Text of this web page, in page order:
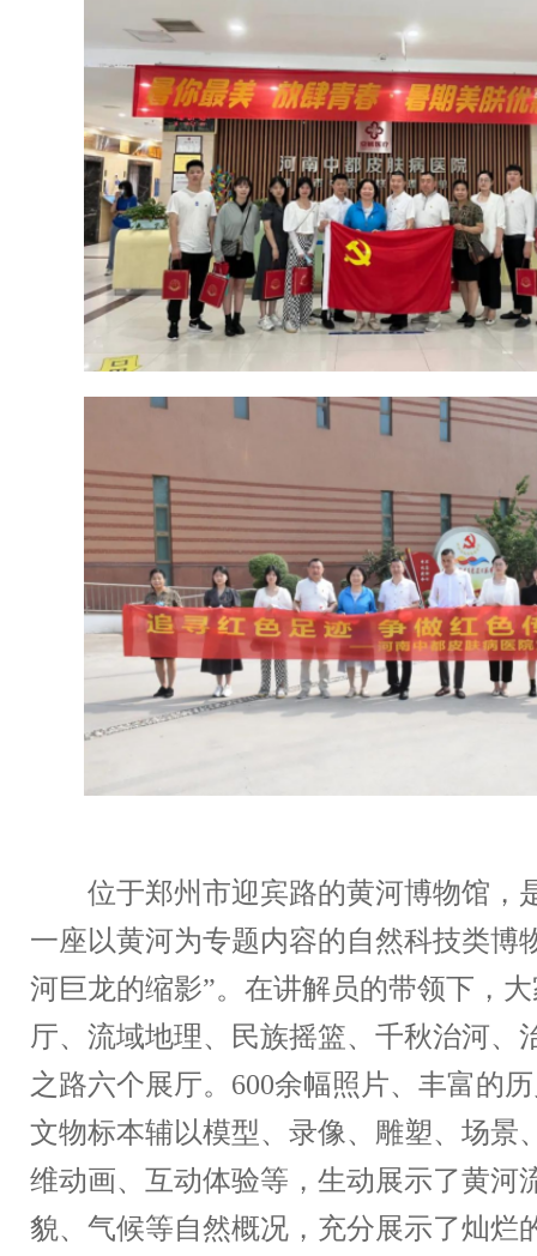
位于郑州市迎宾路的黄河博物馆，
一座以黄河为专题内容的自然科技类博
河巨龙的缩影”。在讲解员的带领下，
厅、流域地理、民族摇篮、千秋治河、
之路六个展厅。600余幅照片、丰富的
文物标本辅以模型、录像、雕塑、场景
维动画、互动体验等，生动展示了黄河
貌、气候等自然概况，充分展示了灿烂